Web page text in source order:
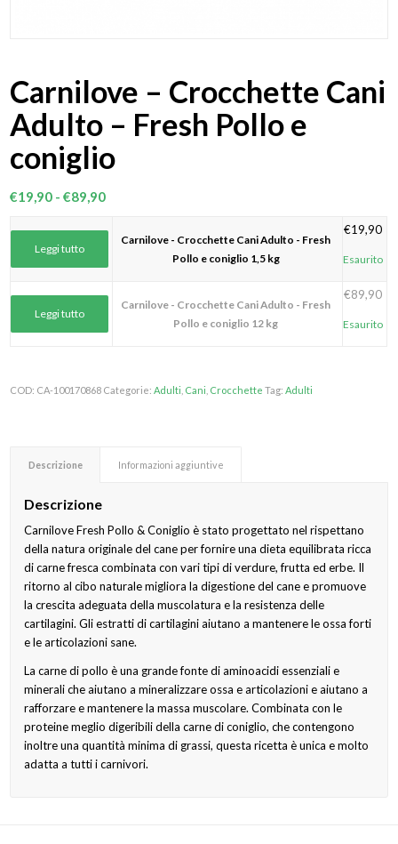
Carnilove – Crocchette Cani
Adulto – Fresh Pollo e
coniglio
€19,90 - €89,90Fascia
prezzo:
a
Leggi tutto
Carnilove - Crocchette Cani Adulto - Fresh
Pollo e coniglio 1,5 kg
€19,90
Esaurito
Leggi tutto
Carnilove - Crocchette Cani Adulto - Fresh
Pollo e coniglio 12 kg
€89,90
Esaurito
COD: CA-100170868 Categorie:Adulti Cani Crocchette Tag:Adulti
Descrizione Informazioni aggiuntive
Descrizione
Carnilove Fresh Pollo & Coniglio è stato progettato nel rispettano
della natura originale del cane per fornire una dieta equilibrata ricca
di carne fresca combinata con vari tipi di verdure, frutta ed erbe. Il
ritorno al cibo naturale migliora la digestione del cane e promuove
la crescita adeguata della muscolatura e la resistenza delle
cartilagini. Gli estratti di cartilagini aiutano a mantenere le ossa forti
e le articolazioni sane.
La carne di pollo è una grande fonte di aminoacidi essenziali e
minerali che aiutano a mineralizzare ossa e articolazioni e aiutano a
rafforzare e mantenere la massa muscolare. Combinata con le
proteine meglio digeribili della carne di coniglio, che contengono
inoltre una quantità minima di grassi, questa ricetta è unica e molto
adatta a tutti i carnivori.